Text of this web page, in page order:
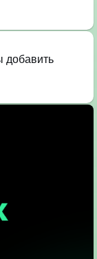
добавить